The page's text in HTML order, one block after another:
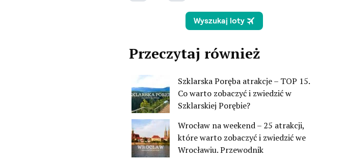
Przeczytaj również
Szklarska Poręba atrakcje – TOP 15.
Co warto zobaczyć i zwiedzić w
Szklarskiej Porębie?
Wrocław na weekend – 25 atrakcji,
które warto zobaczyć i zwiedzić we
Wrocławiu. Przewodnik